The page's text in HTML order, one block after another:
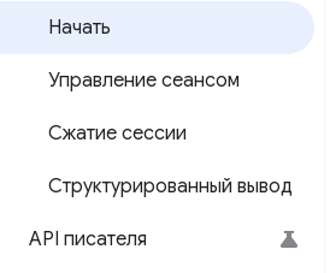
Начать
Управление сеансом
Сжатие сессии
Структурированный вывод
API писателя